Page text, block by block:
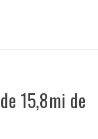
15,8mi de